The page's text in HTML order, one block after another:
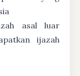
asal luar
ijazah